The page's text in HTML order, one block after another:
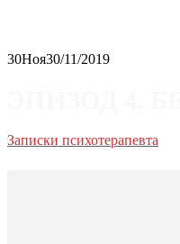
30Ноя30/11/2019
Записки психотерапевта